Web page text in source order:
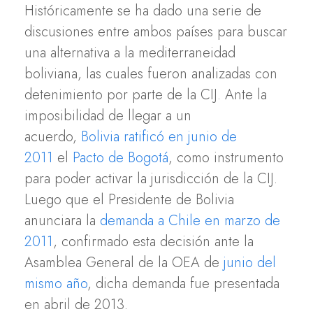
Históricamente se ha dado una serie de
discusiones entre ambos países para buscar
una alternativa a la mediterraneidad
boliviana, las cuales fueron analizadas con
detenimiento por parte de la CIJ. Ante la
imposibilidad de llegar a un
acuerdo, Bolivia ratificó en junio de
2011 el Pacto de Bogotá, como instrumento
para poder activar la jurisdicción de la CIJ.
Luego que el Presidente de Bolivia
anunciara la demanda a Chile en marzo de
2011, confirmado esta decisión ante la
Asamblea General de la OEA de junio del
mismo año, dicha demanda fue presentada
en abril de 2013.